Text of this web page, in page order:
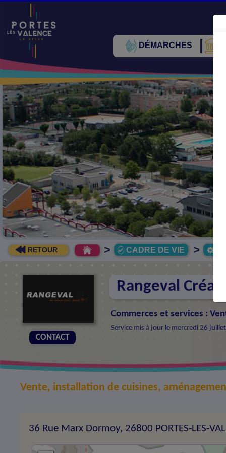
DÉMARCHES
Précédent
RETOUR > CADRE DE VIE >
Rangeval
Commerces et services :
Service mis à jour le mercredi 26
CONTACT
Vente, installation de cuisines,
36 Rue Marx Dormoy, 26800 PORTES-LES-